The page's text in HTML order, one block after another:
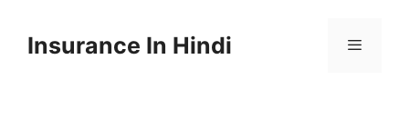
contentInsurance In Hindi